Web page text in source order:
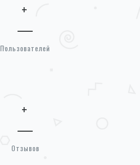
+
Пользователей
+
Отзывов